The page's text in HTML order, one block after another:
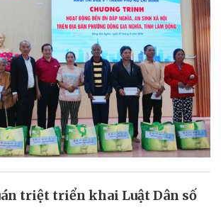
triệt triển khai Luật Dân số